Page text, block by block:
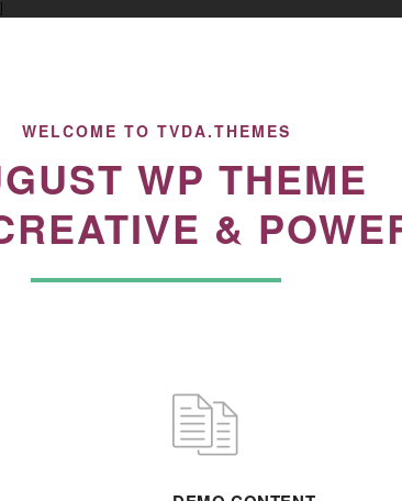
WELCOME TO TVDA.THEMES
WP THEME
&